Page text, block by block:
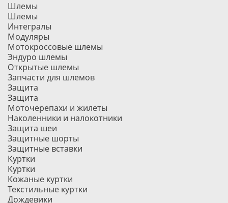
Шлемы
Шлемы
Интегралы
Модуляры
Мотокроссовые шлемы
Эндуро шлемы
Открытые шлемы
Запчасти для шлемов
Защита
Защита
Моточерепахи и жилеты
Наколенники и налокотники
Защита шеи
Защитные шорты
Защитные вставки
Куртки
Куртки
Кожаные куртки
Текстильные куртки
Дождевики